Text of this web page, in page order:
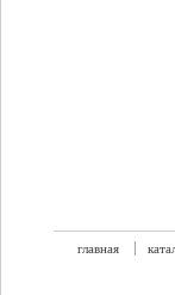
главная